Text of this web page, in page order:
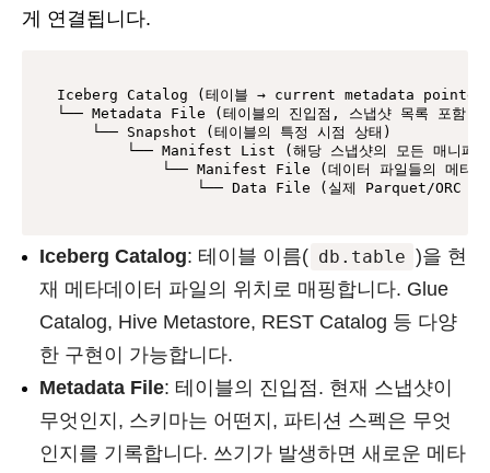
게 연결됩니다.
Iceberg Catalog (테이블 → current metadata
└── Metadata File (테이블의 진입점, 스냅샷 목록 포함)
    └── Snapshot (테이블의 특정 시점 상태)
└── Manifest List (해당 스냅샷의 모든 매니페
└── Manifest File (데이터 파일들의 메타데
└── Data File (실제 Parquet/ORC 파
Iceberg Catalog: 테이블 이름( db.table )을 현
재 메타데이터 파일의 위치로 매핑합니다. Glue
Catalog, Hive Metastore, REST Catalog 등 다양
한 구현이 가능합니다.
Metadata File: 테이블의 진입점. 현재 스냅샷이
무엇인지, 스키마는 어떤지, 파티션 스펙은 무엇
인지를 기록합니다. 쓰기가 발생하면 새로운 메타